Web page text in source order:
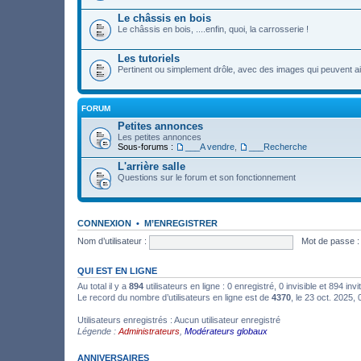
Le châssis en bois
Le châssis en bois, ....enfin, quoi, la carrosserie !
Les tutoriels
Pertinent ou simplement drôle, avec des images qui peuvent
FORUM
Petites annonces
Les petites annonces
Sous-forums :
___A vendre ___Recherche
L'arrière salle
Questions sur le forum et son fonctionnement
CONNEXION • M’ENREGISTRER
Nom d’utilisateur :
Mot de passe :
QUI EST EN LIGNE
Au total il y a 894 utilisateurs en ligne : 0 enregistré, 0 invisible et 894
Le record du nombre d’utilisateurs en ligne est de 4370 , le 23 oct. 2025,
Utilisateurs enregistrés : Aucun utilisateur enregistré
Légende : Administrateurs Modérateurs globaux
ANNIVERSAIRES